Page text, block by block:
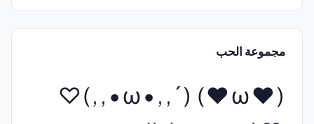
مجموعة الحب
(♥ω♥) (´,,•ω•,,)♡